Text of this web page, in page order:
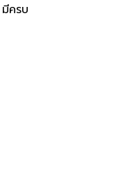
มีครบ